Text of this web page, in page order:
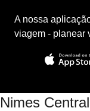
A nossa
viagem - planear
Nimes